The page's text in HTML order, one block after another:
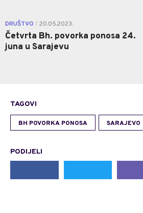
DRUŠTVO 20.05.2023.
Četvrta Bh. povorka ponosa 24.
juna u Sarajevu
TAGOVI
BH POVORKA PONOSA SARAJEVO
PODIJELI